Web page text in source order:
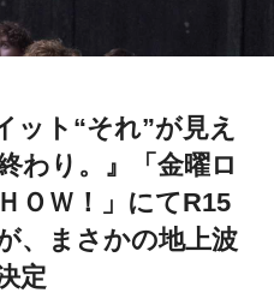
ット“それ”が見え
わり。』「金曜ロ
ＯＷ！」にてR15
、まさかの地上波
定